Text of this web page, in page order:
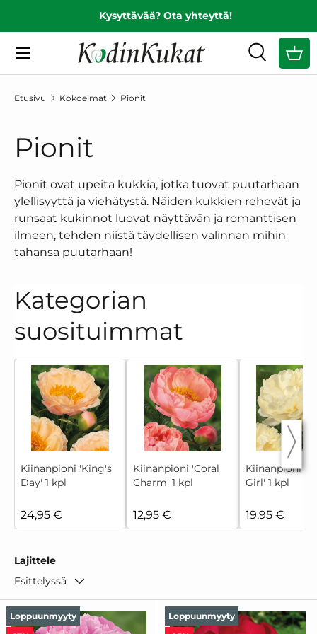
SIIRRY SISÄLTÖÖN
Kysyttävää? Ota yhteyttä!
Hae
Haku
Valikko
Etusivu Kokoelmat Pionit
Pionit
Pionit ovat upeita kukkia, jotka tuovat puutarhaan
ylellisyyttä ja viehätystä. Näiden kukkien rehevät ja
runsaat kukinnot luovat näyttävän ja romanttisen
ilmeen, tehden niistä täydellisen valinnan mihin
tahansa puutarhaan!
Kategorian
suosituimmat
Kiinanpioni 'King's
Day' 1 kpl
24,95 €
Kiinanpioni 'Coral
Charm' 1 kpl
12,95 €
Kiinanpioni
Girl' 1 kpl
19,95 €
Lajittele
Esittelyssä
Loppuunmyyty
Loppuunmyyty